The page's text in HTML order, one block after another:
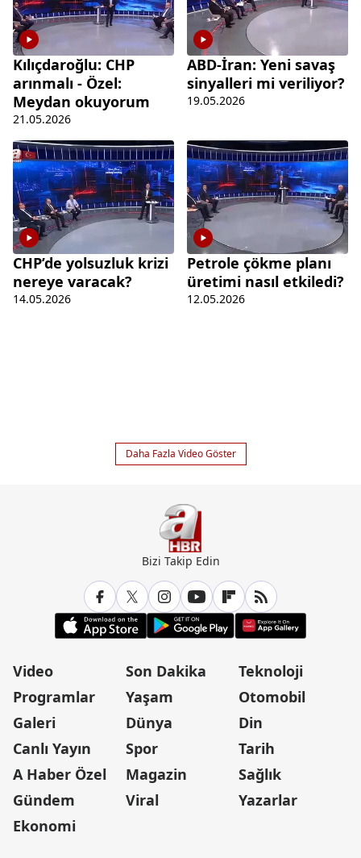
Kılıçdaroğlu: CHP
arınmalı - Özel:
Meydan okuyorum
21.05.2026
ABD-İran: Yeni savaş
sinyalleri mi veriliyor?
19.05.2026
CHP’de yolsuzluk krizi
nereye varacak?
14.05.2026
Petrole çökme planı
üretimi nasıl etkiledi?
12.05.2026
Daha Fazla Video Göster
Bizi Takip Edin
Video
Programlar
Galeri
Canlı Yayın
A Haber Özel
Gündem
Ekonomi
Son Dakika
Yaşam
Dünya
Spor
Magazin
Viral
Teknoloji
Otomobil
Din
Tarih
Sağlık
Yazarlar